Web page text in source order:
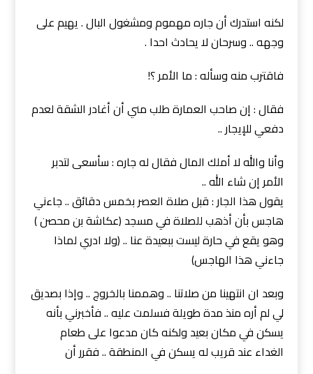
لكنه استدرك أن جاره مهموم ومشغول البال . يهيم على
وجهه .. وسرحان لا يحادث احدا .
فاقترب منه وسأله : ما الأمر ؟!
فقال : إن صاحب العمارة طلب مني أن أغادر الشقة لعدم
دفعي للإيجار ..
وأنا والله لا أملك المال فقال له جاره : سأسعى لتدبر
الأمر إن شاء الله ..
يقول هذا الجار : قبل صلاة العصر بخمس دقائق .. جاءني
هاجس بأن أذهب للصلاة في مسجد (عكاشة بن محصن )
وهو يقع في حارة ليست ببعيدة عنا .. (ولا ادري لماذا
جاءني هذا الهاجس)
وبعد ان انتهينا من صلاتنا .. وهممنا بالخروج .. وإذا بصديق
لي لم أره منذ مدة طويلة فسلمت عليه .. فأخبرني بأنه
يسكن في مكان بعيد ولكنه كان مدعوا على طعام
الغداء عند قريب له يسكن في المنطقة .. فقرر أن